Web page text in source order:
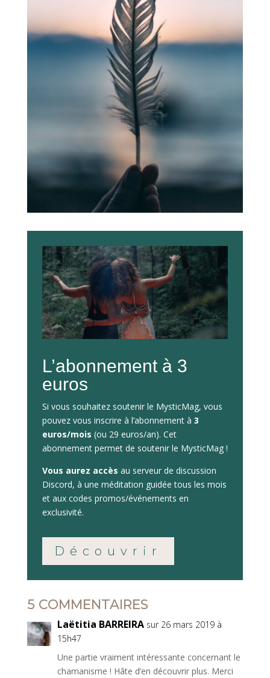
L’abonnement à 3
euros
Si vous souhaitez soutenir le MysticMag, vous
pouvez vous inscrire à l’abonnement à 3
euros/mois (ou 29 euros/an). Cet
abonnement permet de soutenir le MysticMag !
Vous aurez accès au serveur de discussion
Discord, à une méditation guidée tous les mois
et aux codes promos/événements en
exclusivité.
Découvrir
5 COMMENTAIRES
Laëtitia BARREIRA sur 26 mars 2019 à
15h47
Une partie vraiment intéressante concernant le
chamanisme ! Hâte d’en découvrir plus. Merci